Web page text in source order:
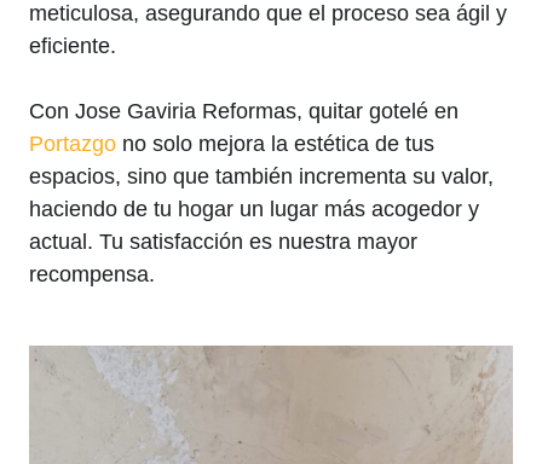
meticulosa, asegurando que el proceso sea ágil y
eficiente.
Con Jose Gaviria Reformas, quitar gotelé en
Portazgo no solo mejora la estética de tus
espacios, sino que también incrementa su valor,
haciendo de tu hogar un lugar más acogedor y
actual. Tu satisfacción es nuestra mayor
recompensa.